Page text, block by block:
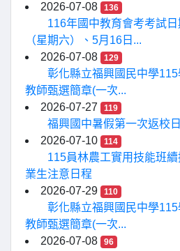
2026-07-08
136
116年國中教育會考考試
（星期六）、5月16日...
2026-07-08
129
彰化縣立福興國民中學
教師甄選簡章(一次...
2026-07-27
119
福興國中暑假第一次返校
2026-07-10
114
115員林農工實用技能班
業生注意日程
2026-07-29
110
彰化縣立福興國民中學
教師甄選簡章(一次...
2026-07-08
96